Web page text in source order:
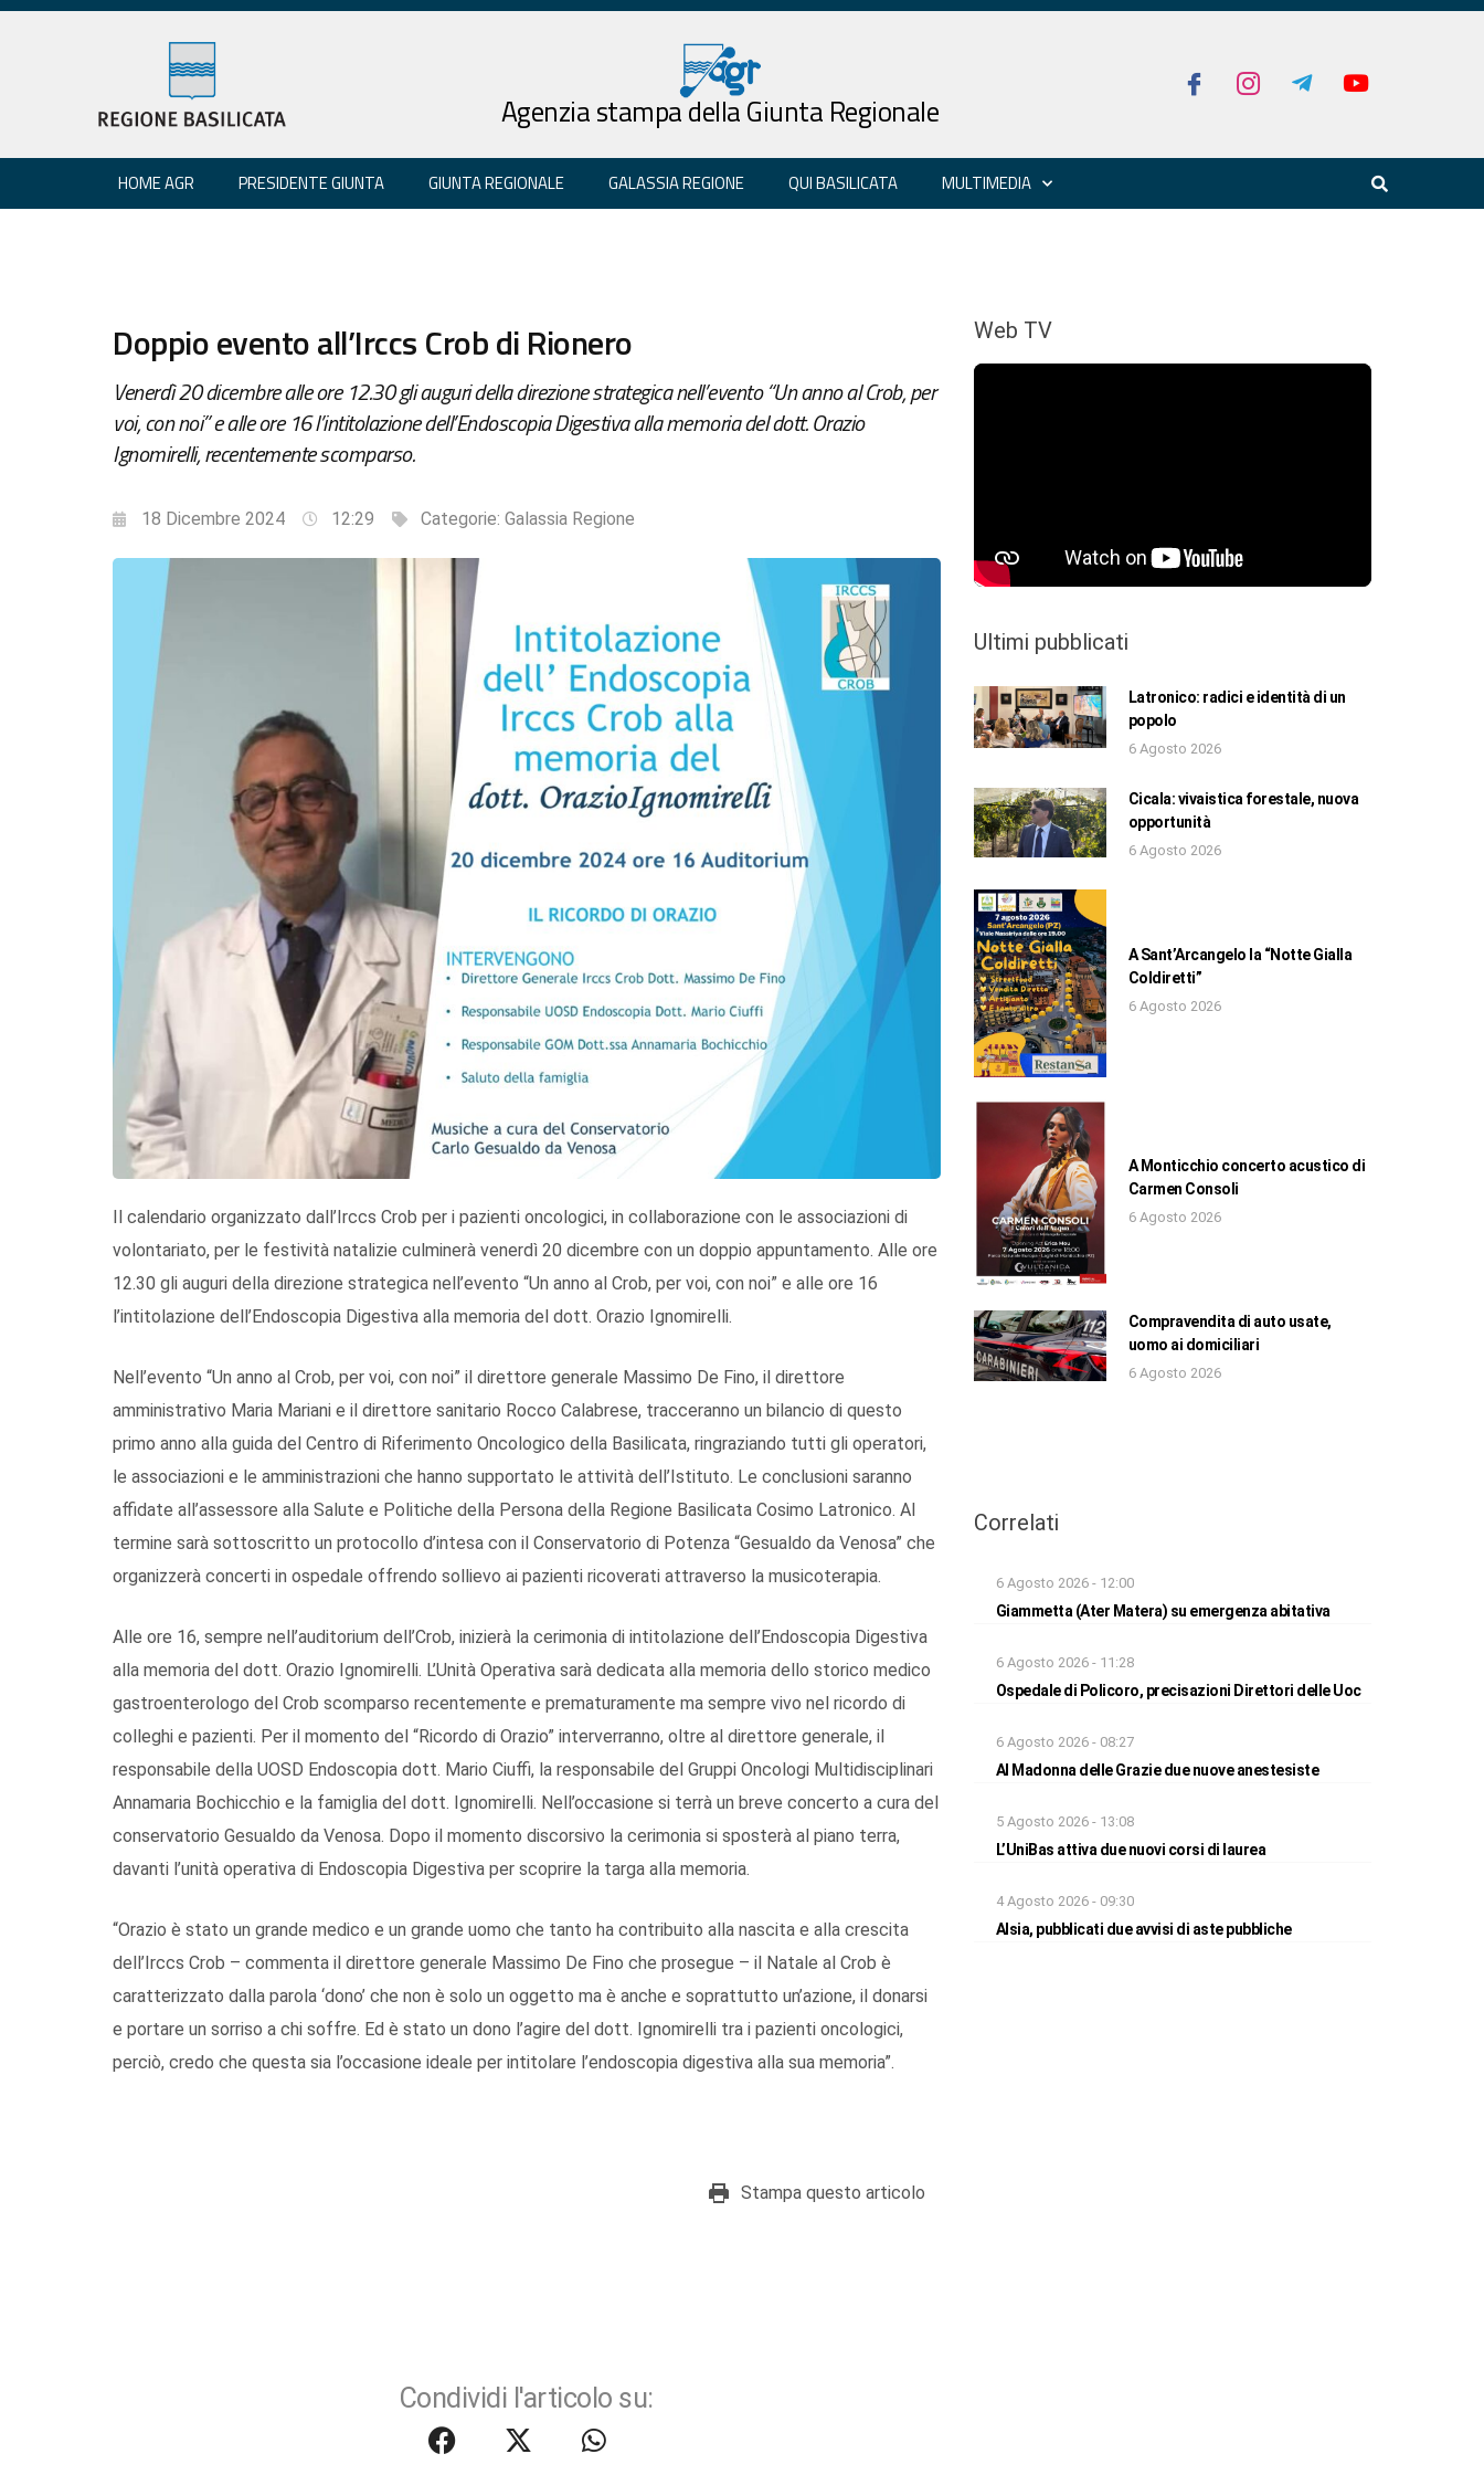
Agenzia stampa della Giunta Regionale
HOME AGR PRESIDENTE GIUNTA GIUNTA REGIONALE GALASSIA REGIONE QUI BASILICATA MULTIMEDIA
Doppio evento all’Irccs Crob di Rionero
Venerdì 20 dicembre alle ore 12.30 gli auguri della direzione strategica nell’evento “Un anno al Crob, per
voi, con noi” e alle ore 16 l’intitolazione dell’Endoscopia Digestiva alla memoria del dott. Orazio
Ignomirelli, recentemente scomparso.
18 Dicembre 2024 12:29 Categorie: Galassia Regione
Il calendario organizzato dall’Irccs Crob per i pazienti oncologici, in collaborazione con le associazioni di
volontariato, per le festività natalizie culminerà venerdì 20 dicembre con un doppio appuntamento. Alle ore
12.30 gli auguri della direzione strategica nell’evento “Un anno al Crob, per voi, con noi” e alle ore 16
l’intitolazione dell’Endoscopia Digestiva alla memoria del dott. Orazio Ignomirelli.
Nell’evento “Un anno al Crob, per voi, con noi” il direttore generale Massimo De Fino, il direttore
amministrativo Maria Mariani e il direttore sanitario Rocco Calabrese, tracceranno un bilancio di questo
primo anno alla guida del Centro di Riferimento Oncologico della Basilicata, ringraziando tutti gli operatori,
le associazioni e le amministrazioni che hanno supportato le attività dell’Istituto. Le conclusioni saranno
affidate all’assessore alla Salute e Politiche della Persona della Regione Basilicata Cosimo Latronico. Al
termine sarà sottoscritto un protocollo d’intesa con il Conservatorio di Potenza “Gesualdo da Venosa” che
organizzerà concerti in ospedale offrendo sollievo ai pazienti ricoverati attraverso la musicoterapia.
Alle ore 16, sempre nell’auditorium dell’Crob, inizierà la cerimonia di intitolazione dell’Endoscopia Digestiva
alla memoria del dott. Orazio Ignomirelli. L’Unità Operativa sarà dedicata alla memoria dello storico medico
gastroenterologo del Crob scomparso recentemente e prematuramente ma sempre vivo nel ricordo di
colleghi e pazienti. Per il momento del “Ricordo di Orazio” interverranno, oltre al direttore generale, il
responsabile della UOSD Endoscopia dott. Mario Ciuffi, la responsabile del Gruppi Oncologi Multidisciplinari
Annamaria Bochicchio e la famiglia del dott. Ignomirelli. Nell’occasione si terrà un breve concerto a cura del
conservatorio Gesualdo da Venosa. Dopo il momento discorsivo la cerimonia si sposterà al piano terra,
davanti l’unità operativa di Endoscopia Digestiva per scoprire la targa alla memoria.
“Orazio è stato un grande medico e un grande uomo che tanto ha contribuito alla nascita e alla crescita
dell’Irccs Crob – commenta il direttore generale Massimo De Fino che prosegue – il Natale al Crob è
caratterizzato dalla parola ‘dono’ che non è solo un oggetto ma è anche e soprattutto un’azione, il donarsi
e portare un sorriso a chi soffre. Ed è stato un dono l’agire del dott. Ignomirelli tra i pazienti oncologici,
perciò, credo che questa sia l’occasione ideale per intitolare l’endoscopia digestiva alla sua memoria”.
Stampa questo articolo
Condividi l'articolo su:
Web TV
Ultimi pubblicati
Latronico: radici e identità di un
popolo
6 Agosto 2026
Cicala: vivaistica forestale, nuova
opportunità
6 Agosto 2026
A Sant’Arcangelo la “Notte Gialla
Coldiretti”
6 Agosto 2026
A Monticchio concerto acustico di
Carmen Consoli
6 Agosto 2026
Compravendita di auto usate,
uomo ai domiciliari
6 Agosto 2026
Correlati
6 Agosto 2026 - 12:00
Giammetta (Ater Matera) su emergenza abitativa
6 Agosto 2026 - 11:28
Ospedale di Policoro, precisazioni Direttori delle Uoc
6 Agosto 2026 - 08:27
Al Madonna delle Grazie due nuove anestesiste
5 Agosto 2026 - 13:08
L’UniBas attiva due nuovi corsi di laurea
4 Agosto 2026 - 09:30
Alsia, pubblicati due avvisi di aste pubbliche